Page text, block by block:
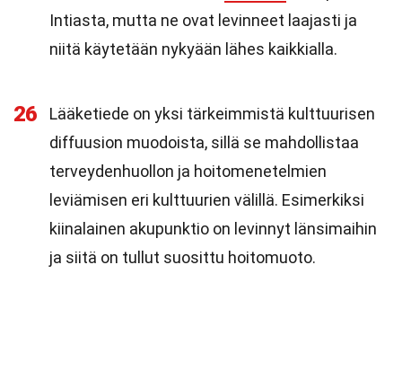
Intiasta, mutta ne ovat levinneet laajasti ja
niitä käytetään nykyään lähes kaikkialla.
26
Lääketiede on yksi tärkeimmistä kulttuurisen
diffuusion muodoista, sillä se mahdollistaa
terveydenhuollon ja hoitomenetelmien
leviämisen eri kulttuurien välillä. Esimerkiksi
kiinalainen akupunktio on levinnyt länsimaihin
ja siitä on tullut suosittu hoitomuoto.